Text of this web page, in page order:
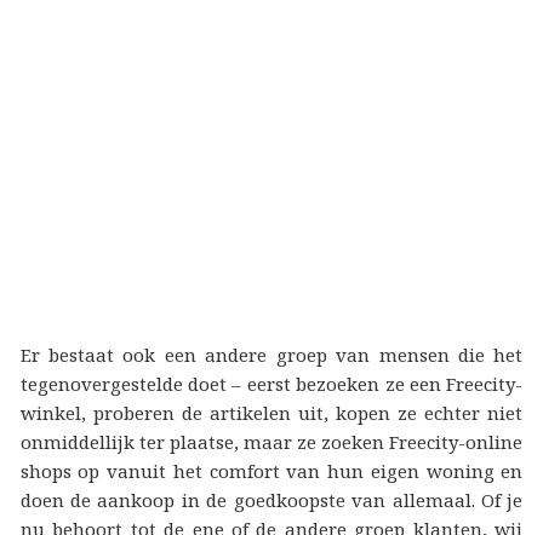
Er bestaat ook een andere groep van mensen die het
tegenovergestelde doet – eerst bezoeken ze een Freecity-
winkel, proberen de artikelen uit, kopen ze echter niet
onmiddellijk ter plaatse, maar ze zoeken Freecity-online
shops op vanuit het comfort van hun eigen woning en
doen de aankoop in de goedkoopste van allemaal. Of je
nu behoort tot de ene of de andere groep klanten, wij